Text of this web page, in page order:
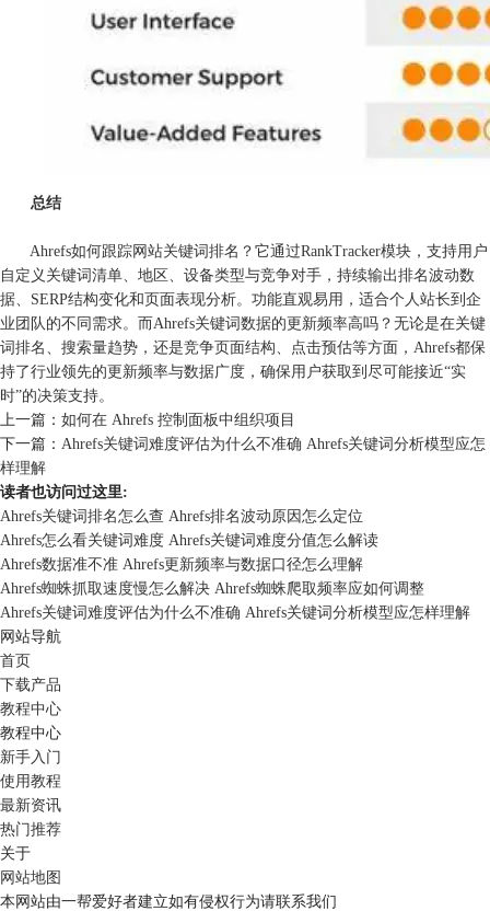
总结
Ahrefs如何跟踪网站关键词排名？它通过RankTracker模块，支持用户
自定义关键词清单、地区、设备类型与竞争对手，持续输出排名波动数
据、SERP结构变化和页面表现分析。功能直观易用，适合个人站长到企
业团队的不同需求。而Ahrefs关键词数据的更新频率高吗？无论是在关键
词排名、搜索量趋势，还是竞争页面结构、点击预估等方面，Ahrefs都保
持了行业领先的更新频率与数据广度，确保用户获取到尽可能接近“实
时”的决策支持。
上一篇： 如何在 Ahrefs 控制面板中组织项目
下一篇： Ahrefs关键词难度评估为什么不准确 Ahrefs关键词分析模型应怎
样理解
读者也访问过这里:
Ahrefs关键词排名怎么查 Ahrefs排名波动原因怎么定位
Ahrefs怎么看关键词难度 Ahrefs关键词难度分值怎么解读
Ahrefs数据准不准 Ahrefs更新频率与数据口径怎么理解
Ahrefs蜘蛛抓取速度慢怎么解决 Ahrefs蜘蛛爬取频率应如何调整
Ahrefs关键词难度评估为什么不准确 Ahrefs关键词分析模型应怎样理解
网站导航
首页
下载产品
教程中心
教程中心
新手入门
使用教程
最新资讯
热门推荐
关于
网站地图
本网站由一帮爱好者建立如有侵权行为请联系我们